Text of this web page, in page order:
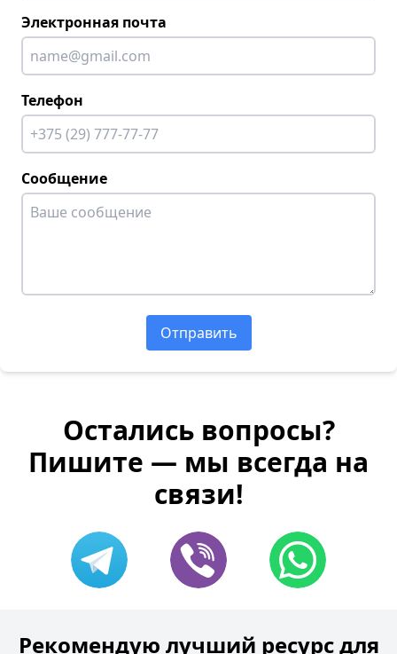
Электронная почта
Телефон
Сообщение
Отправить
Остались вопросы?
Пишите — мы всегда на
связи!
Рекомендую лучший ресурс для